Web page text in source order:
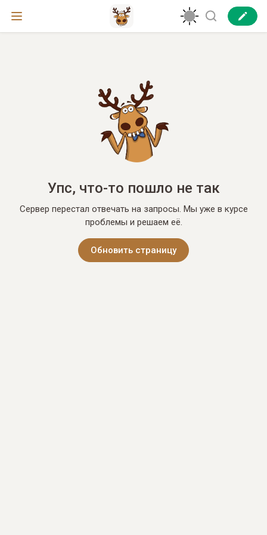
Упс, что-то пошло не так
Сервер перестал отвечать на запросы. Мы уже в курсе
проблемы и решаем её.
Обновить страницу